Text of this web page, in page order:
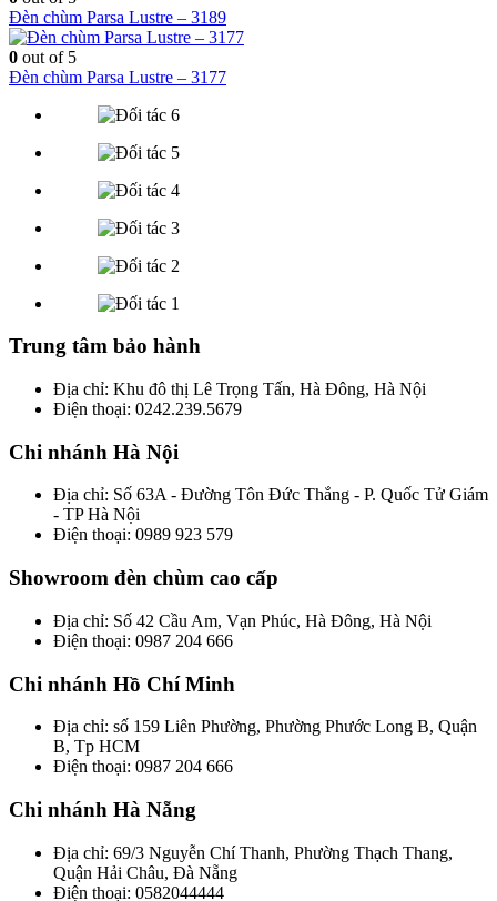
Đèn chùm Parsa Lustre – 3189
0 out of 5
Đèn chùm Parsa Lustre – 3177
Trung tâm bảo hành
Địa chỉ: Khu đô thị Lê Trọng Tấn, Hà Đông, Hà Nội
Điện thoại: 0242.239.5679
Chi nhánh Hà Nội
Địa chỉ: Số 63A - Đường Tôn Đức Thắng - P. Quốc Tử Giám
- TP Hà Nội
Điện thoại: 0989 923 579
Showroom đèn chùm cao cấp
Địa chỉ: Số 42 Cầu Am, Vạn Phúc, Hà Đông, Hà Nội
Điện thoại: 0987 204 666
Chi nhánh Hồ Chí Minh
Địa chỉ: số 159 Liên Phường, Phường Phước Long B, Quận
B, Tp HCM
Điện thoại: 0987 204 666
Chi nhánh Hà Nẵng
Địa chỉ: 69/3 Nguyễn Chí Thanh, Phường Thạch Thang,
Quận Hải Châu, Đà Nẵng
Điện thoại: 0582044444